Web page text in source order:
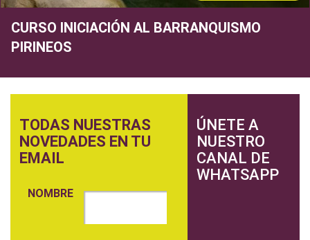
CURSO INICIACIÓN AL BARRANQUISMO
PIRINEOS
TODAS NUESTRAS
NOVEDADES EN TU
EMAIL
NOMBRE
ÚNETE A
NUESTRO
CANAL DE
WHATSAPP